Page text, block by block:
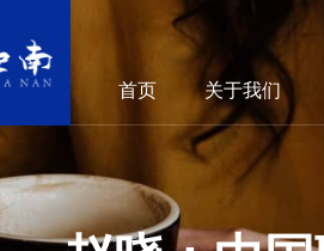
首页 关于我们